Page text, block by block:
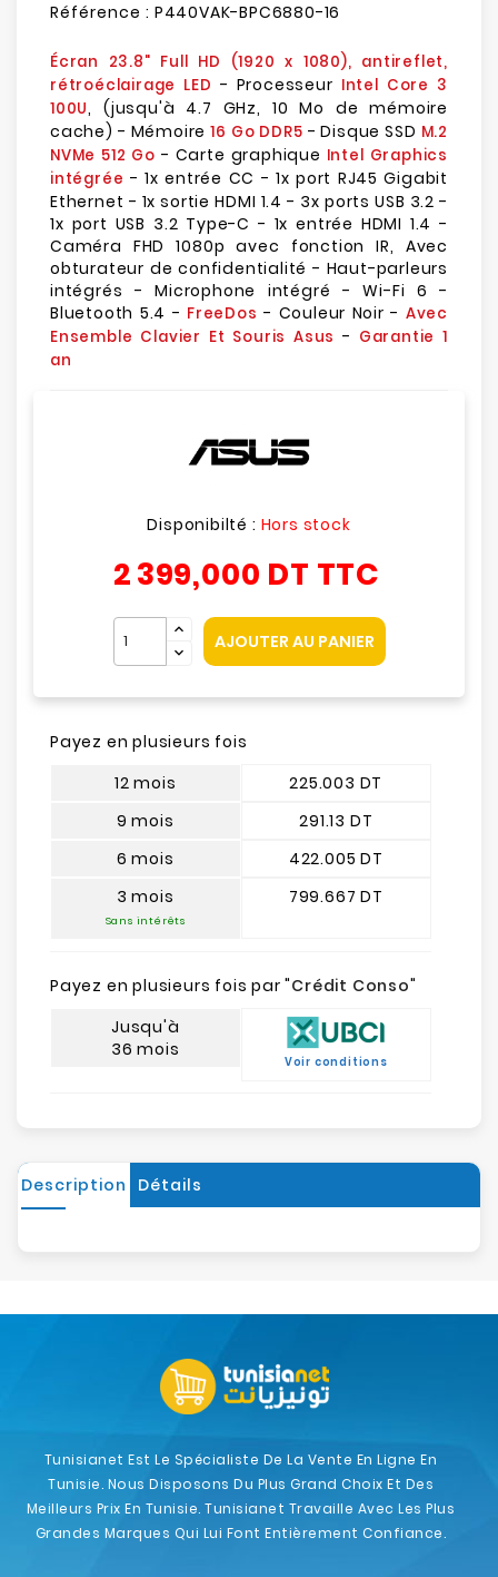
Référence : P440VAK-BPC6880-16
Écran 23.8" Full HD (1920 x 1080), antireflet,
rétroéclairage LED - Processeur Intel Core 3
100U, (jusqu'à 4.7 GHz, 10 Mo de mémoire
cache) - Mémoire16 Go DDR5 - Disque SSD M.2
NVMe 512 Go - Carte graphique Intel Graphics
intégrée - 1x entrée CC - 1x port RJ45 Gigabit
Ethernet - 1x sortie HDMI 1.4 - 3x ports USB 3.2 -
1x port USB 3.2 Type-C - 1x entrée HDMI 1.4 -
Caméra FHD 1080p avec fonction IR, Avec
obturateur de confidentialité - Haut-parleurs
intégrés - Microphone intégré - Wi-Fi 6 -
Bluetooth 5.4 - FreeDos - Couleur Noir - Avec
Ensemble Clavier Et Souris Asus - Garantie 1
an
Disponibilté : Hors stock
2 399,000 DT TTC
AJOUTER AU PANIER
Payez en plusieurs fois
12 mois
9 mois
6 mois
3 mois
Sans intérêts
225.003 DT
291.13 DT
422.005 DT
799.667 DT
Payez en plusieurs fois par "Crédit Conso"
Jusqu'à
36 mois
Voir conditions
Description Détails
Tunisianet Est Le Spécialiste De La Vente En Ligne En
Tunisie. Nous Disposons Du Plus Grand Choix Et Des
Meilleurs Prix En Tunisie. Tunisianet Travaille Avec Les Plus
Grandes Marques Qui Lui Font Entièrement Confiance.